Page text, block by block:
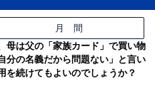
月 間
母は父の「家族カード」で買い物
分の名義だから問題ない」と言い
を続けてもよいのでしょうか？